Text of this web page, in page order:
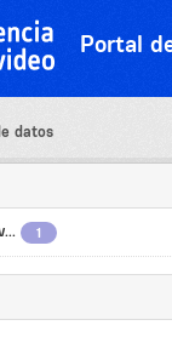
Portal
datos
1